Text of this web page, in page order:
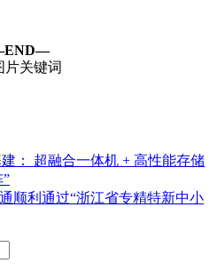
： 超融合一体机 + 高性能存储
”
顺利通过“浙江省专精特新中小